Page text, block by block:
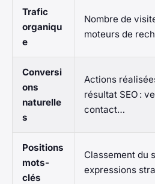
Trafic
organiqu
e
Nombre de
moteurs de
Conversi
ons
naturelle
s
Actions
résultat SEO :
contact…
Positions
mots-
clés
Classement du
expressions